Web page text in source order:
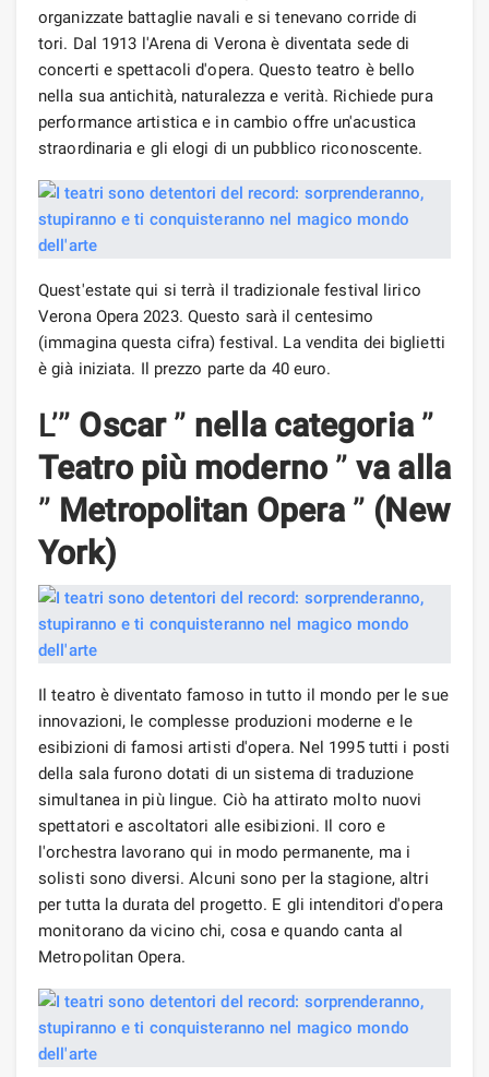
organizzate battaglie navali e si tenevano corride di
tori. Dal 1913 l'Arena di Verona è diventata sede di
concerti e spettacoli d'opera. Questo teatro è bello
nella sua antichità, naturalezza e verità. Richiede pura
performance artistica e in cambio offre un'acustica
straordinaria e gli elogi di un pubblico riconoscente.
Quest'estate qui si terrà il tradizionale festival lirico
Verona Opera 2023. Questo sarà il centesimo
(immagina questa cifra) festival. La vendita dei biglietti
è già iniziata. Il prezzo parte da 40 euro.
L’” Oscar” nella categoria”
Teatro più moderno”va alla
” Metropolitan Opera ” (New
York)
Il teatro è diventato famoso in tutto il mondo per le sue
innovazioni, le complesse produzioni moderne e le
esibizioni di famosi artisti d'opera. Nel 1995 tutti i posti
della sala furono dotati di un sistema di traduzione
simultanea in più lingue. Ciò ha attirato molto nuovi
spettatori e ascoltatori alle esibizioni. Il coro e
l'orchestra lavorano qui in modo permanente, ma i
solisti sono diversi. Alcuni sono per la stagione, altri
per tutta la durata del progetto. E gli intenditori d'opera
monitorano da vicino chi, cosa e quando canta al
Metropolitan Opera.